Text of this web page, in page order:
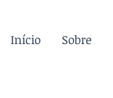
Início Sobre